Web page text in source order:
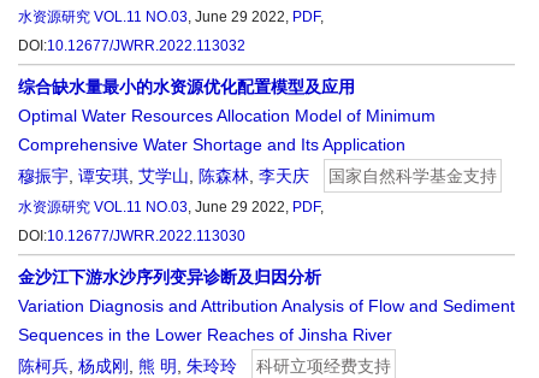
水资源研究 VOL.11 NO.03, June 29 2022, PDF,
DOI:10.12677/JWRR.2022.113032
综合缺水量最小的水资源优化配置模型及应用
Optimal Water Resources Allocation Model of Minimum
Comprehensive Water Shortage and Its Application
穆振宇 谭安琪 艾学山 陈森林 李天庆 国家自然科学基金支持
水资源研究 VOL.11 NO.03, June 29 2022, PDF,
DOI:10.12677/JWRR.2022.113030
金沙江下游水沙序列变异诊断及归因分析
Variation Diagnosis and Attribution Analysis of Flow and Sediment
Sequences in the Lower Reaches of Jinsha River
陈柯兵 杨成刚 熊 明 朱玲玲 科研立项经费支持